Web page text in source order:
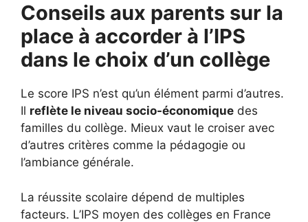
Conseils aux parents sur la
place à accorder à l’IPS
dans le choix d’un collège
Le score IPS n’est qu’un élément parmi d’autres.
Il reflète le niveau socio-économique des
familles du collège. Mieux vaut le croiser avec
d’autres critères comme la pédagogie ou
l’ambiance générale.
La réussite scolaire dépend de multiples
facteurs. L’IPS moyen des collèges en France